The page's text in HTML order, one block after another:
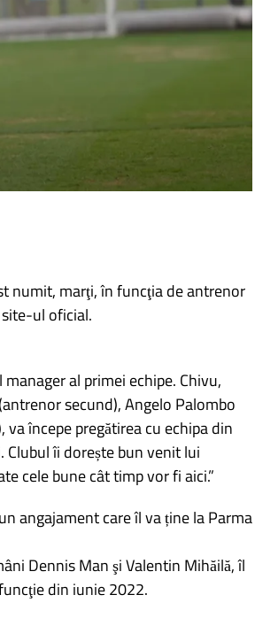
numit, marţi, în funcţia de antrenor
ul oficial.
al primei echipe. Chivu,
secund), Angelo Palombo
începe pregătirea cu echipa din
îi dorește bun venit lui
cele bune cât timp vor fi aici.”
angajament care îl va ține la Parma
Dennis Man şi Valentin Mihăilă, îl
din iunie 2022.